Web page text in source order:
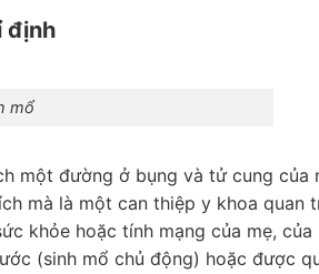
định
mổ
một đường ở bụng và tử cung của
mà là một can thiệp y khoa quan
khỏe hoặc tính mạng của mẹ, của
(sinh mổ chủ động) hoặc được